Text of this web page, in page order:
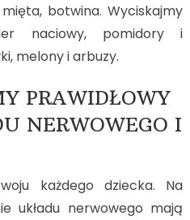
botwina. Wyciskajmy
naciowy, pomidory i
melony i arbuzy.
PRAWIDŁOWY
NERWOWEGO I
każdego dziecka. Na
układu nerwowego mają